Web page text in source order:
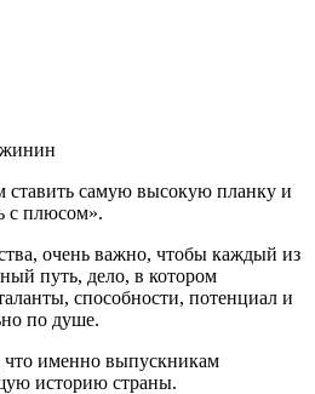
ставить самую высокую планку и
с плюсом».
очень важно, чтобы каждый из
путь, дело, в котором
способности, потенциал и
по душе.
именно выпускникам
историю страны.